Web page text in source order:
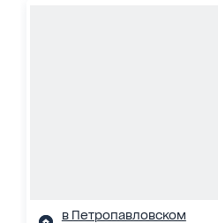
в Петропавловском